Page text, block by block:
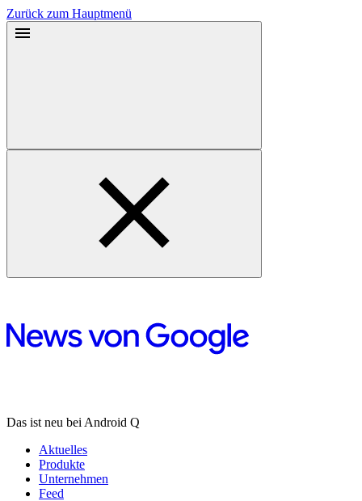
Zurück zum Hauptmenü
Das ist neu bei Android Q
Aktuelles
Produkte
Unternehmen
Feed